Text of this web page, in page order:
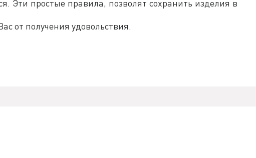
Эти простые правила, позволят сохранить изделия в
от получения удовольствия.